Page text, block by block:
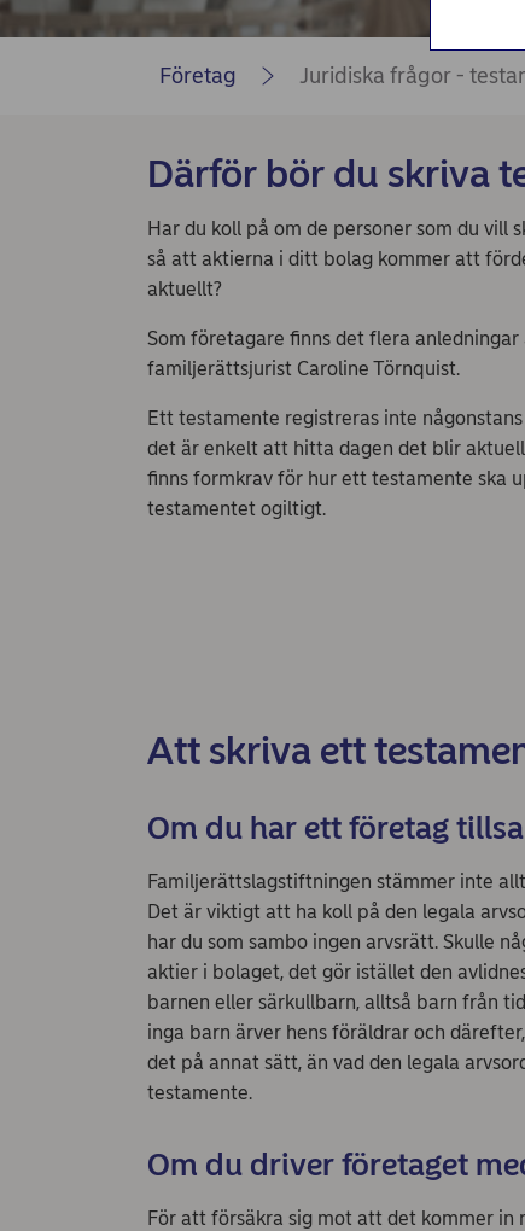
Nordea Bilportal
Nordea Finans internettjänst
First Card Login
Självserviceportalen
Nordea Node
Företag Juridiska frågor -
Därför bör du skriva
Har du koll på om de personer som du vill
så att aktierna i ditt bolag kommer att
aktuellt?
Som företagare finns det flera
familjerättsjurist Caroline Törnquist.
Ett testamente registreras inte
det är enkelt att hitta dagen det blir
finns formkrav för hur ett testamente ska
testamentet ogiltigt.
Att skriva ett
Om du har ett företag
Familjerättslagstiftningen stämmer inte
Det är viktigt att ha koll på den legala
har du som sambo ingen arvsrätt. Skulle
aktier i bolaget, det gör istället den
barnen eller särkullbarn, alltså barn från
inga barn ärver hens föräldrar och
det på annat sätt, än vad den legala
testamente.
Om du driver företaget
För att försäkra sig mot att det kommer in